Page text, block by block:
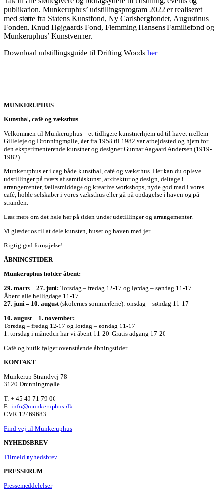
publikation. Munkeruphus’ udstillingsprogram 2022 er realiseret
med støtte fra Statens Kunstfond, Ny Carlsbergfondet, Augustinus
Fonden, Knud Højgaards Fond, Flemming Hansens Familiefond og
Munkeruphus’ Kunstvenner.
Download udstillingsguide til Drifting Woods her
MUNKERUPHUS
Kunsthal, café og væksthus
Velkommen til Munkeruphus – et tidligere kunstnerhjem ud til havet mellem
Gilleleje og Dronningmølle, der fra 1958 til 1982 var arbejdssted og hjem for
den eksperimenterende kunstner og designer Gunnar Aagaard Andersen (1919-
1982).
Munkeruphus er i dag både kunsthal, café og væksthus. Her kan du opleve
udstillinger på tværs af samtidskunst, arkitektur og design, deltage i
arrangementer, fællesmiddage og kreative workshops, nyde god mad i vores
café, holde selskaber i vores væksthus eller gå på opdagelse i haven og på
stranden.
Læs mere om det hele her på siden under udstillinger og arrangementer.
Vi glæder os til at dele kunsten, huset og haven med jer.
Rigtig god fornøjelse!
ÅBNINGSTIDER
Munkeruphus holder åbent:
29. marts – 27. juni: Torsdag – fredag 12-17 og lørdag – søndag 11-17
Åbent alle helligdage 11-17
27. juni – 10. august(skolernes sommerferie): onsdag – søndag 11-17
10. august – 1. november:
Torsdag – fredag 12-17 og lørdag – søndag 11-17
1. torsdag i måneden har vi åbent 11-20. Gratis adgang 17-20
Café og butik følger ovenstående åbningstider
KONTAKT
Munkerup Strandvej 78
3120 Dronningmølle
T: + 45 49 71 79 06
E: info@munkeruphus.dk
CVR 12469683
Find vej til Munkeruphus
NYHEDSBREV
Tilmeld nyhedsbrev
PRESSERUM
Pressemeddelelser